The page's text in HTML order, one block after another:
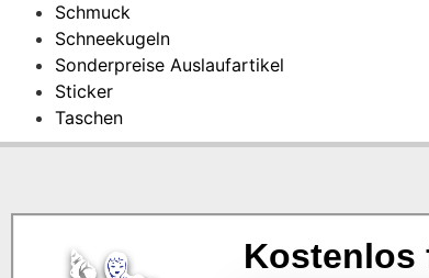
Schmuck
Schneekugeln
Sonderpreise Auslaufartikel
Sticker
Taschen
Kostenlos